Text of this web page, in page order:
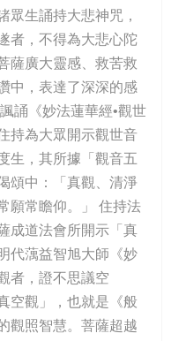
眾生誦持大悲神咒，
者，不得為大悲心陀
薩廣大靈感、救苦救
中，表達了深深的感
誦《妙法蓮華經•觀世
持為大眾開示觀世音
生，其所據「觀音五
頌中：「真觀、清淨
願常瞻仰。」 住持法
成道法會所開示「真
代蕅益智旭大師《妙
者，證不思議空
空觀」，也就是《般
觀照智慧。菩薩超越